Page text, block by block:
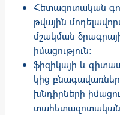
Հետազոտական
թվային
մշակման
իմացություն:
ֆիզիկայի և
կից
խնդիրների